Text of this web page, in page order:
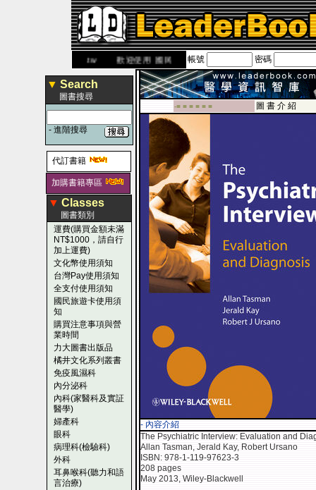
歡迎使用 國民旅遊卡！！
帳號 密碼
▼ Search
圖書搜尋
- 進階搜尋
代訂書籍
加購書籍專區
▼ Classes
圖書類別
運費(購買金額未滿
NT$1000，請自行
加上運費)
文化幣使用須知
台灣Pay使用須知
全支付使用須知
國民旅遊卡使用須
知
購買注意事項與營
業時間
力大圖書出版品
橘井文化系列叢書
免疫風濕科
內分泌科
內科(家醫科及實証
醫學)
婦產科
眼科
病理科(檢驗科)
外科
耳鼻喉科(聽力和語
言治療)
-■ ■ ■ ■ ■ ■ 圖 書 介 紹
- 內容介紹
The Psychiatric Interview: Evaluation and
Allan Tasman, Jerald Kay, Robert Ursano
ISBN: 978-1-119-97623-3
208 pages
May 2013, Wiley-Blackwell